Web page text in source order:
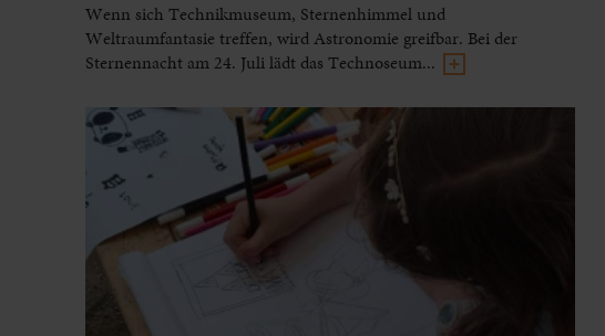
Wenn sich Technikmuseum, Sternenhimmel und
Weltraumfantasie treffen, wird Astronomie greifbar. Bei der
Sternennacht am 24. Juli lädt das Technoseum...